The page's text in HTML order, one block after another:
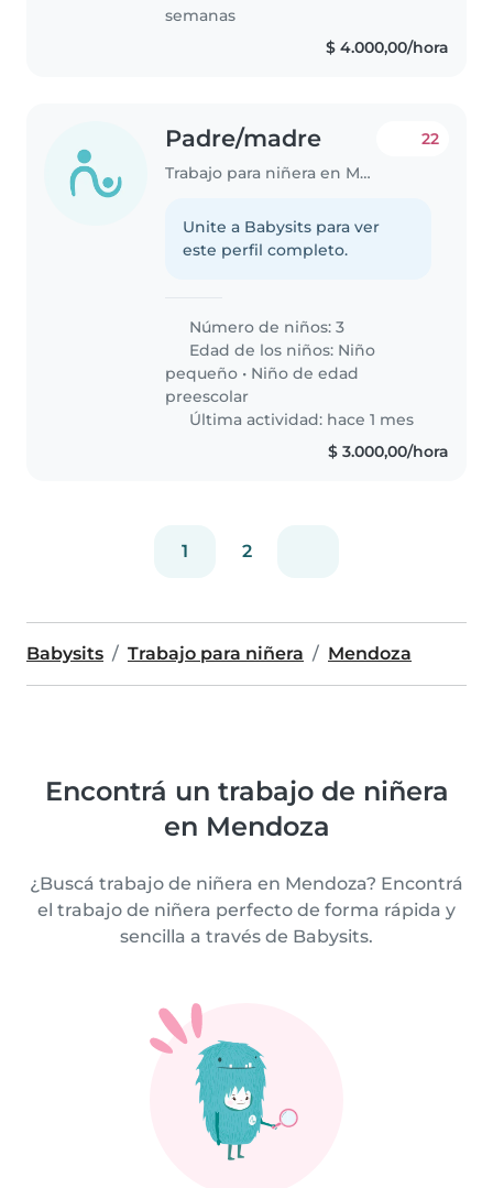
semanas
$ 4.000,00/hora
Padre/madre
Trabajo para niñera en Mendoza
22
Unite a Babysits para ver
este perfil completo.
Número de niños: 3
Edad de los niños: Niño
pequeño • Niño de edad
preescolar
Última actividad: hace 1 mes
$ 3.000,00/hora
1 2
Babysits Trabajo para niñera Mendoza
Encontrá un trabajo de niñera
en Mendoza
¿Buscá trabajo de niñera en Mendoza? Encontrá
el trabajo de niñera perfecto de forma rápida y
sencilla a través de Babysits.